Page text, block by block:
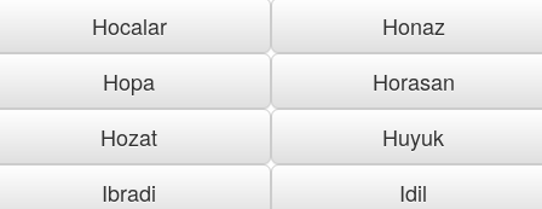
Hocalar
Honaz
Hopa
Horasan
Hozat
Huyuk
Ibradi
Idil